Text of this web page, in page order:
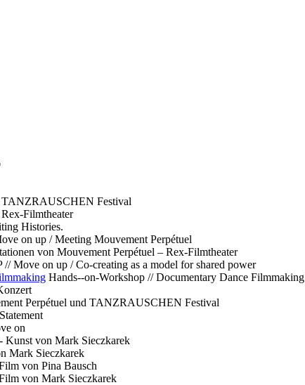
TANZRAUSCHEN Festival
Filmtheater
Histories.
on up / Meeting Mouvement Perpétuel
von Mouvement Perpétuel – Rex-Filmtheater
Move on up / Co-creating as a model for shared power
Hands--on-Workshop // Documentary Dance Filmmaking
Perpétuel und TANZRAUSCHEN Festival
on
Kunst von Mark Sieczkarek
Mark Sieczkarek
von Pina Bausch
von Mark Sieczkarek